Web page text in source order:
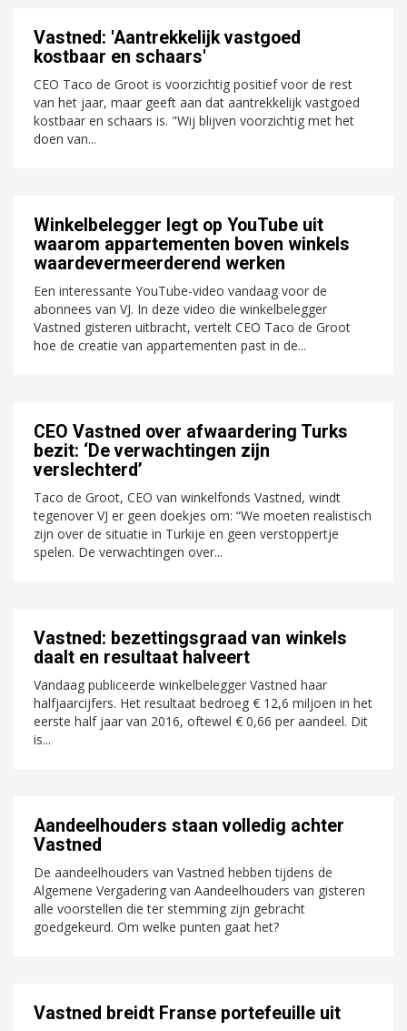
Vastned: 'Aantrekkelijk vastgoed
kostbaar en schaars'
CEO Taco de Groot is voorzichtig positief voor de rest
van het jaar, maar geeft aan dat aantrekkelijk vastgoed
kostbaar en schaars is. "Wij blijven voorzichtig met het
doen van...
Winkelbelegger legt op YouTube uit
waarom appartementen boven winkels
waardevermeerderend werken
Een interessante YouTube-video vandaag voor de
abonnees van VJ. In deze video die winkelbelegger
Vastned gisteren uitbracht, vertelt CEO Taco de Groot
hoe de creatie van appartementen past in de...
CEO Vastned over afwaardering Turks
bezit: ‘De verwachtingen zijn
verslechterd’
Taco de Groot, CEO van winkelfonds Vastned, windt
tegenover VJ er geen doekjes om: “We moeten realistisch
zijn over de situatie in Turkije en geen verstoppertje
spelen. De verwachtingen over...
Vastned: bezettingsgraad van winkels
daalt en resultaat halveert
Vandaag publiceerde winkelbelegger Vastned haar
halfjaarcijfers. Het resultaat bedroeg € 12,6 miljoen in het
eerste half jaar van 2016, oftewel € 0,66 per aandeel. Dit
is...
Aandeelhouders staan volledig achter
Vastned
De aandeelhouders van Vastned hebben tijdens de
Algemene Vergadering van Aandeelhouders van gisteren
alle voorstellen die ter stemming zijn gebracht
goedgekeurd. Om welke punten gaat het?
Vastned breidt Franse portefeuille uit